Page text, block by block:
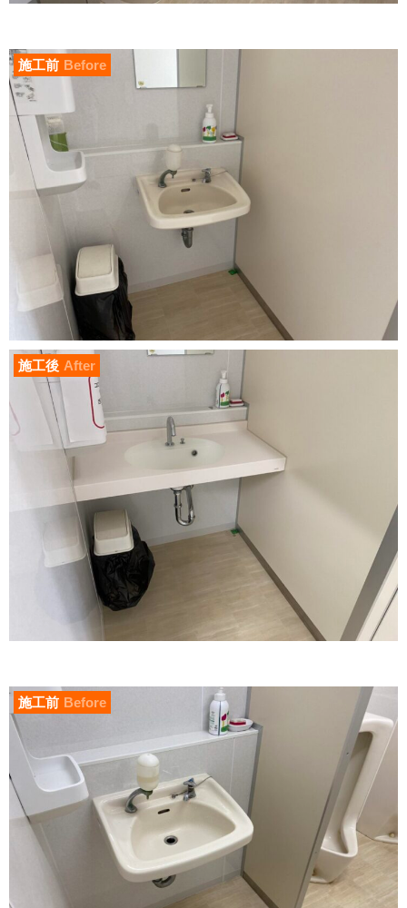
施工前 Before
施工後 After
施工前 Before